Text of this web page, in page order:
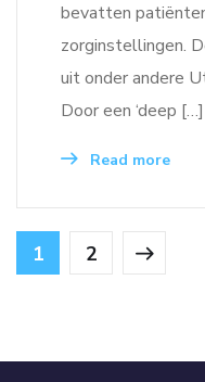
bevatten
zorginstellingen.
uit onder andere
Door een ‘deep […]
Read more
1 2